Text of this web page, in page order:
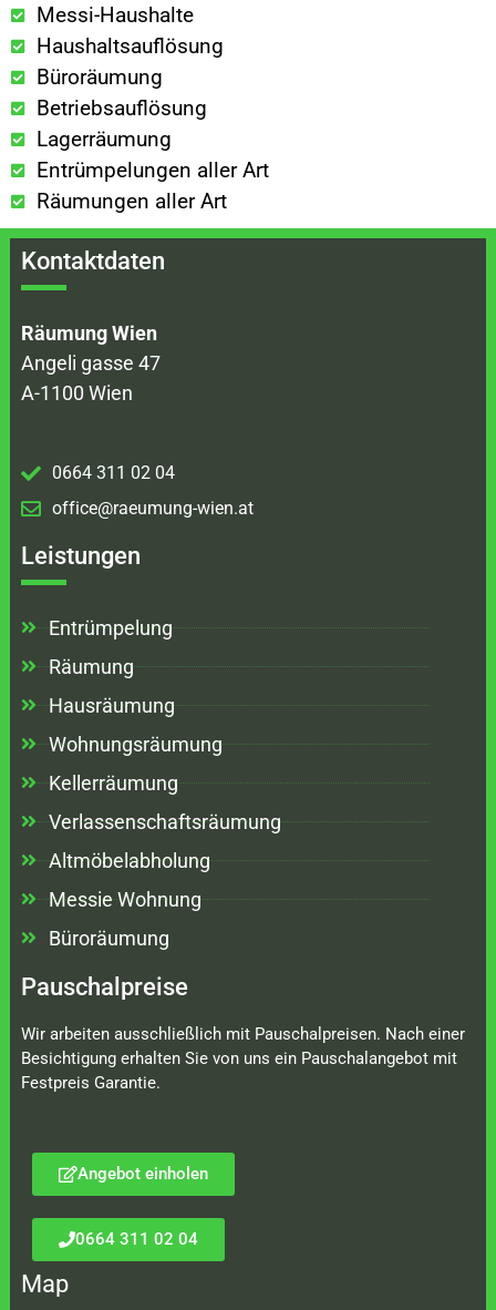
Messi-Haushalte
Haushaltsauflösung
Büroräumung
Betriebsauflösung
Lagerräumung
Entrümpelungen aller Art
Räumungen aller Art
Kontaktdaten
Räumung Wien
Angeli gasse 47
A-1100 Wien
0664 311 02 04
office@raeumung-wien.at
Leistungen
Entrümpelung
Räumung
Hausräumung
Wohnungsräumung
Kellerräumung
Verlassenschaftsräumung
Altmöbelabholung
Messie Wohnung
Büroräumung
Pauschalpreise
Wir arbeiten ausschließlich mit Pauschalpreisen. Nach einer
Besichtigung erhalten Sie von uns ein Pauschalangebot mit
Festpreis Garantie.
Angebot einholen
0664 311 02 04
Map